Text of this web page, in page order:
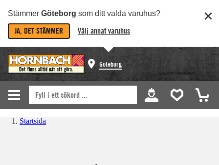
Stämmer Göteborg som ditt valda varuhus?
JA, DET STÄMMER Välj annat varuhus
Göteborg
Startsida